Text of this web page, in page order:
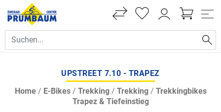
UPSTREET 7.10 - TRAPEZ
Home/ E-Bikes/ Trekking/ Trekking/ Trekkingbikes
Trapez & Tiefeinstieg